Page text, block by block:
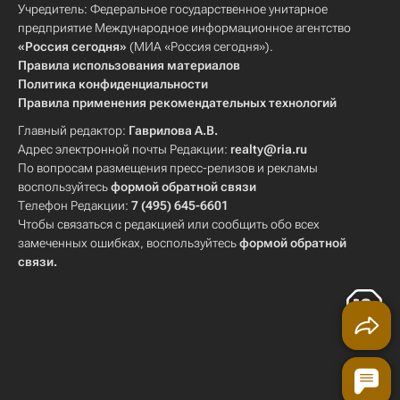
Учредитель: Федеральное государственное унитарное
предприятие Международное информационное агентство
«Россия сегодня» (МИА «Россия сегодня»).
Правила использования материалов
Политика конфиденциальности
Правила применения рекомендательных технологий
Главный редактор: Гаврилова А.В.
Адрес электронной почты Редакции: realty@ria.ru
По вопросам размещения пресс-релизов и рекламы
воспользуйтесьформой обратной связи
Телефон Редакции: 7 (495) 645-6601
Чтобы связаться с редакцией или сообщить обо всех
замеченных ошибках, воспользуйтесьформой обратной
связи.